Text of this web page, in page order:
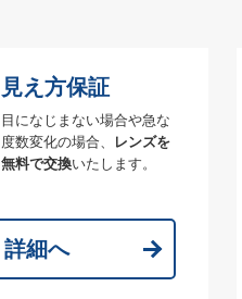
見え方保証
目になじまない場合や急な
度数変化の場合、
レンズを
無料で交換いたします。
詳細へ